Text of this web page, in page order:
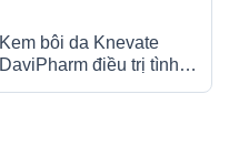
Kem bôi da Knevate
DaviPharm điều trị tình